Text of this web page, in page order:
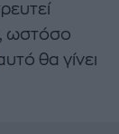
ωστόσο
θα γίνει